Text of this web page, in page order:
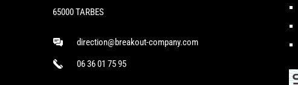
65000 TARBES
direction@breakout-company.com
06 36 01 75 95